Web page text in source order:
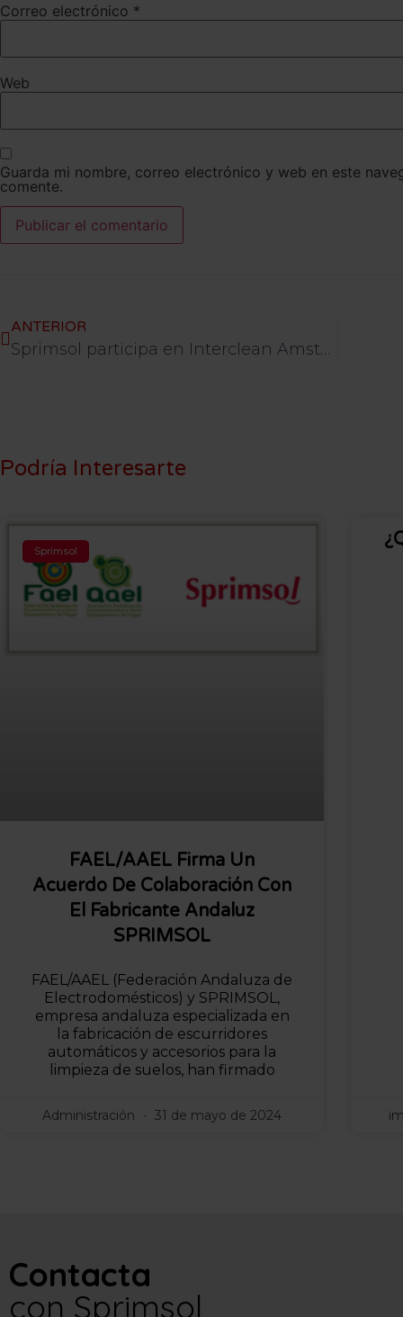
Correo electrónico *
Web
Guarda mi nombre, correo electrónico y web en este
comente.
ANTERIOR
Sprimsol participa en Interclean Amsterdam 2018
Podría Interesarte
Sprimsol
FAEL/AAEL Firma Un
Acuerdo De Colaboración Con
El Fabricante Andaluz
SPRIMSOL
FAEL/AAEL (Federación Andaluza de
Electrodomésticos) y SPRIMSOL,
empresa andaluza especializada en
la fabricación de escurridores
automáticos y accesorios para la
limpieza de suelos, han firmado
Administración 31 de mayo de 2024
Contacta
con Sprimsol